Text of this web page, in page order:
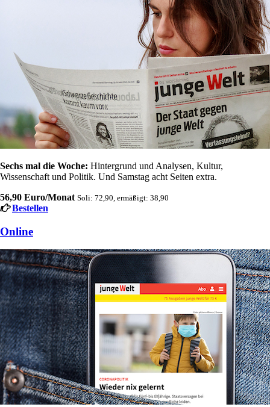
Sechs mal die Woche: Hintergrund und Analysen, Kultur,
Wissenschaft und Politik. Und Samstag acht Seiten extra.
56,90 Euro/Monat Soli: 72,90, ermäßigt: 38,90
Bestellen
Online